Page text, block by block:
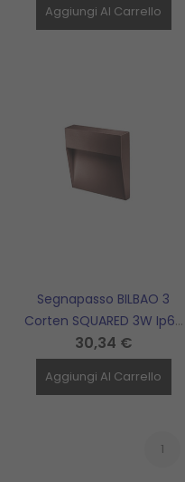
Aggiungi Al Carrello
Segnapasso BILBAO 3
Corten SQUARED 3W Ip65
Cct Selezionabile
BOTLIGHTING - BILBAO3CQ
30,34 €
Aggiungi Al Carrello
1